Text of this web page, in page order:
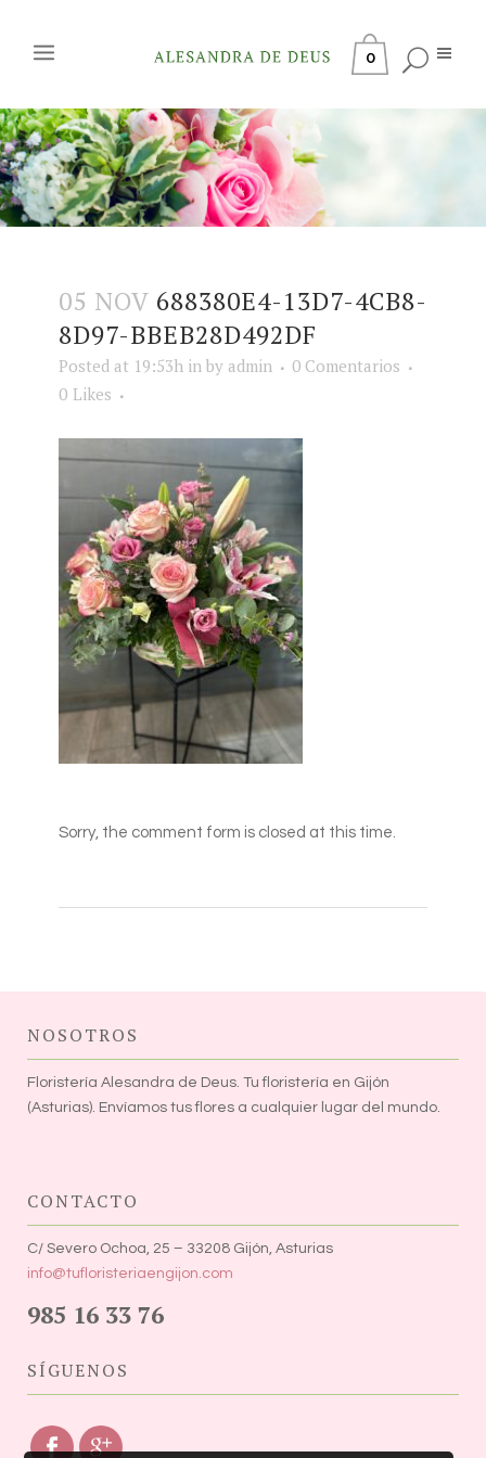
0
05 NOV 688380E4-13D7-4CB8-
8D97-BBEB28D492DF
Posted at 19:53h in by admin
0 Comentarios
0 Likes
Sorry, the comment form is closed at this time.
NOSOTROS
Floristería Alesandra de Deus. Tu floristería en Gijón
(Asturias). Envíamos tus flores a cualquier lugar del mundo.
CONTACTO
C/ Severo Ochoa, 25 – 33208 Gijón, Asturias
info@tufloristeriaengijon.com
985 16 33 76
SÍGUENOS